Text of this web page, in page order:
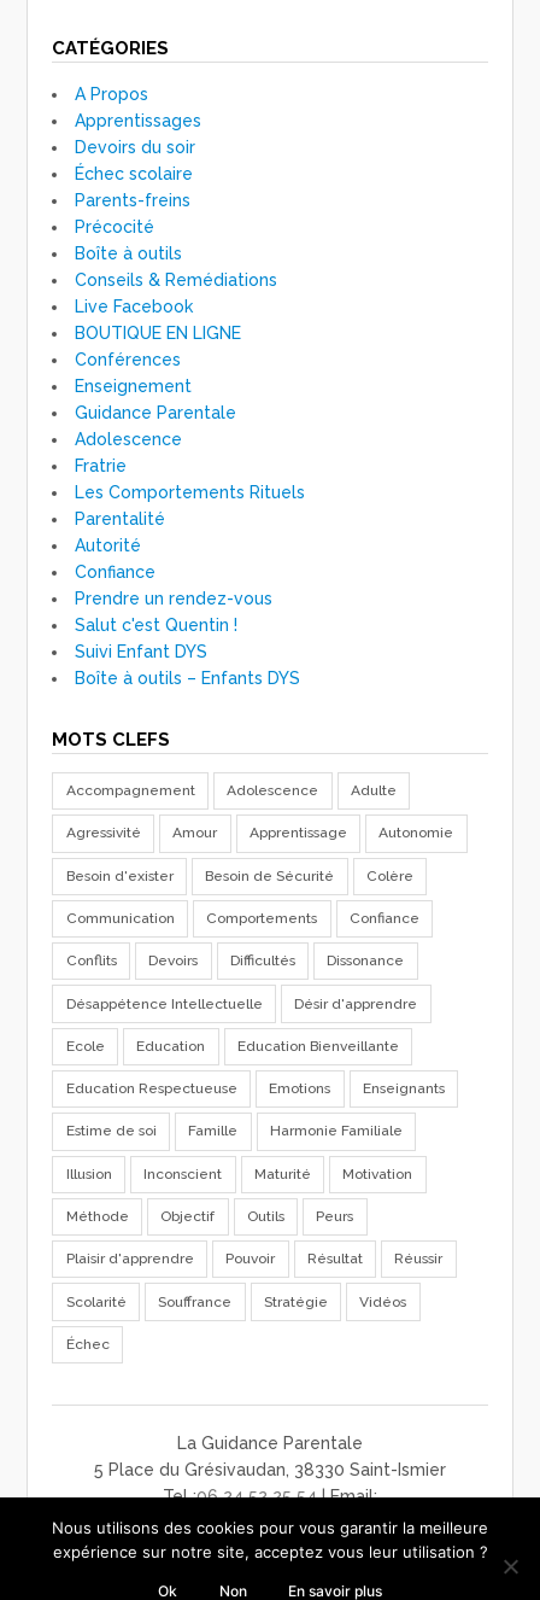
CATÉGORIES
A Propos
Apprentissages
Devoirs du soir
Échec scolaire
Parents-freins
Précocité
Boîte à outils
Conseils & Remédiations
Live Facebook
BOUTIQUE EN LIGNE
Conférences
Enseignement
Guidance Parentale
Adolescence
Fratrie
Les Comportements Rituels
Parentalité
Autorité
Confiance
Prendre un rendez-vous
Salut c'est Quentin !
Suivi Enfant DYS
Boîte à outils – Enfants DYS
MOTS CLEFS
Accompagnement Adolescence Adulte
Agressivité Amour Apprentissage Autonomie
Besoin d'exister Besoin de Sécurité Colère
Communication Comportements Confiance
Conflits Devoirs Difficultés Dissonance
Désappétence Intellectuelle Désir d'apprendre
Ecole Education Education Bienveillante
Education Respectueuse Emotions Enseignants
Estime de soi Famille Harmonie Familiale
Illusion Inconscient Maturité Motivation
Méthode Objectif Outils Peurs
Plaisir d'apprendre Pouvoir Résultat Réussir
Scolarité Souffrance Stratégie Vidéos
Échec
La Guidance Parentale
5 Place du Grésivaudan, 38330 Saint-Ismier
Tel :06 24 52 25 54| Email:
contact@laguidanceparentale.com
mentions légales-charte de confidentialité-CGV
Nous utilisons des cookies pour vous garantir la meilleure
expérience sur notre site, acceptez vous leur utilisation ?
Ok Non En savoir plus